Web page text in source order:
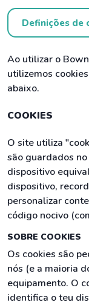
Definições de
Ao utilizar o
utilizemos
abaixo.
COOKIES
O site utiliza
são guardados
dispositivo
dispositivo,
personalizar
código nocivo
SOBRE COOKIES
Os cookies são
nós (e a maioria
equipamento. O
identifica o teu